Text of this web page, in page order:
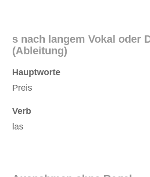
s nach langem Vokal oder
(Ableitung)
Hauptworte
Preis
Verb
las